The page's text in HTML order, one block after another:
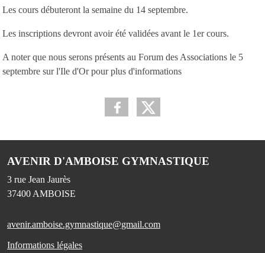
Les cours débuteront la semaine du 14 septembre.
Les inscriptions devront avoir été validées avant le 1er cours.
A noter que nous serons présents au Forum des Associations le 5
septembre sur l'Ile d'Or pour plus d'informations
AVENIR D'AMBOISE GYMNASTIQUE
3 rue Jean Jaurès
37400 AMBOISE
avenir.amboise.gymnastique@gmail.com
Informations légales